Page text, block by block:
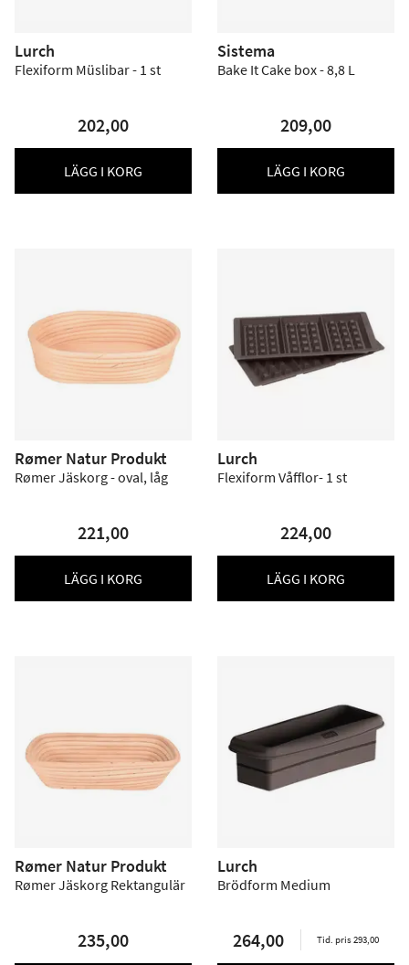
Lurch
Flexiform Müslibar - 1 st
202,00
LÄGG I KORG
Sistema
Bake It Cake box - 8,8 L
209,00
LÄGG I KORG
Rømer Natur Produkt
Rømer Jäskorg - oval, låg
221,00
LÄGG I KORG
Lurch
Flexiform Våfflor- 1 st
224,00
LÄGG I KORG
Rømer Natur Produkt
Rømer Jäskorg Rektangulär
235,00
Lurch
Brödform Medium
264,00 Tid. pris 293,00